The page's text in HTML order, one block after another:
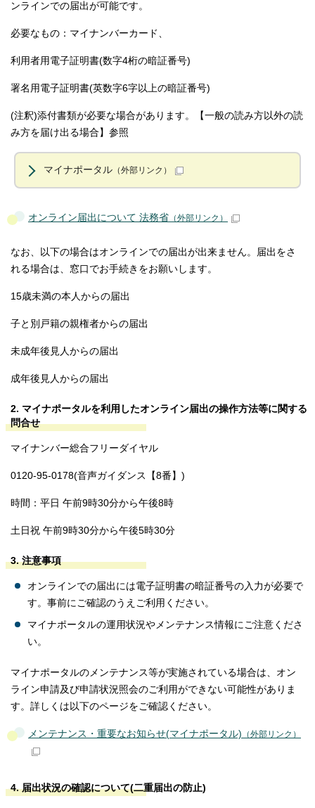
ンラインでの届出が可能です。
必要なもの：マイナンバーカード、
利用者用電子証明書(数字4桁の暗証番号)
署名用電子証明書(英数字6字以上の暗証番号)
(注釈)添付書類が必要な場合があります。【一般の読み方以外の読
み方を届け出る場合】参照
マイナポータル （外部リンク）
オンライン届出について 法務省 （外部リンク）
なお、以下の場合はオンラインでの届出が出来ません。届出をさ
れる場合は、窓口でお手続きをお願いします。
15歳未満の本人からの届出
子と別戸籍の親権者からの届出
未成年後見人からの届出
成年後見人からの届出
2. マイナポータルを利用したオンライン届出の操作方法等に関する
問合せ
マイナンバー総合フリーダイヤル
0120-95-0178(音声ガイダンス【8番】)
時間：平日 午前9時30分から午後8時
土日祝 午前9時30分から午後5時30分
3. 注意事項
オンラインでの届出には電子証明書の暗証番号の入力が必要で
す。事前にご確認のうえご利用ください。
マイナポータルの運用状況やメンテナンス情報にご注意くださ
い。
マイナポータルのメンテナンス等が実施されている場合は、オン
ライン申請及び申請状況照会のご利用ができない可能性がありま
す。詳しくは以下のページをご確認ください。
メンテナンス・重要なお知らせ(マイナポータル) （外部リンク）
4. 届出状況の確認について(二重届出の防止)